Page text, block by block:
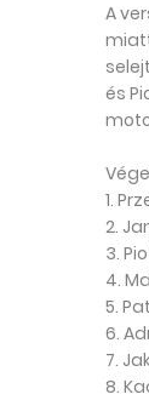
A
és
1.
2.
3.
4.
5.
6.
7.
8.